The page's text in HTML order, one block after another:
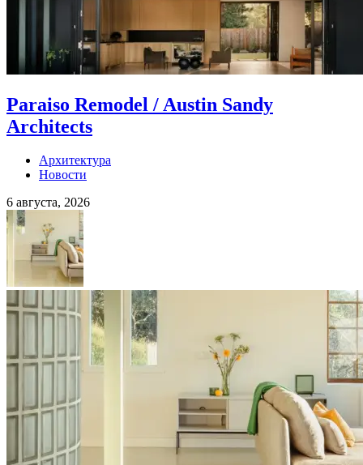
Paraiso Remodel / Austin Sandy
Architects
Архитектура
Новости
6 августа, 2026